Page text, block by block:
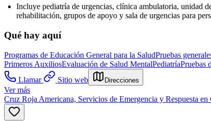
Incluye pediatría de urgencias, clínica ambulatoria, unidad
rehabilitación, grupos de apoyo y sala de urgencias para
Qué hay aquí
Programas de Educación General para la SaludPruebas
Primeros AuxiliosEvaluación de Salud MentalPediatríaPruebas
Llamar
Sitio web Direcciones
Ver más
Cruz Roja Americana, Servicios de Emergencia y Respuesta